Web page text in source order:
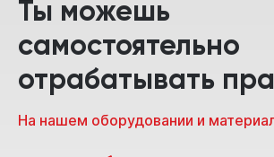
Ты можешь
самостоятельно
отрабатывать
На нашем оборудовании и